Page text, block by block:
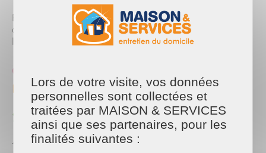
En plus, vous gardez le contrôle total sur la
composition — parfait pour les peaux sensibles et
les textiles délicats !
Recette : la lessive maison au savon de
Marseille
Ingrédients nécessaires :
100 g desavon de Marseille vert
Lors de votre visite, vos données
personnelles sont collectées et
traitées par MAISON & SERVICES
ainsi que ses partenaires, pour les
finalités suivantes :